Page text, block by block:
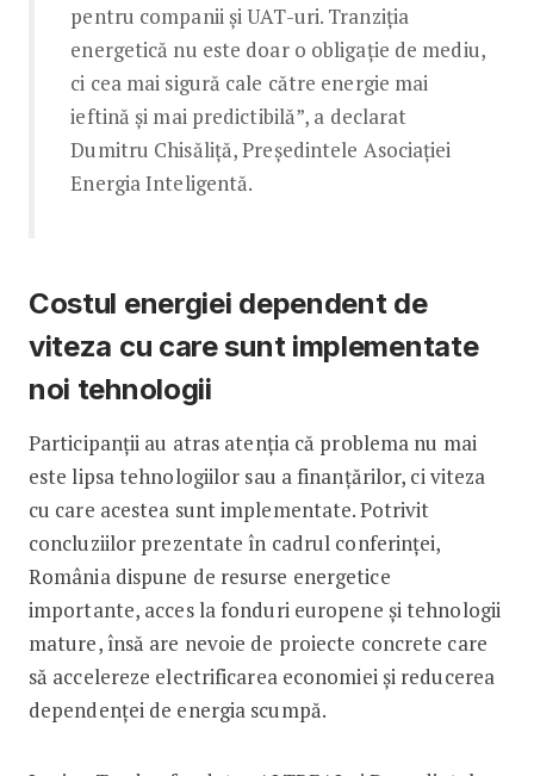
pentru companii și UAT-uri. Tranziția
energetică nu este doar o obligație de mediu,
ci cea mai sigură cale către energie mai
ieftină și mai predictibilă”, a declarat
Dumitru Chisăliță, Președintele Asociației
Energia Inteligentă.
Costul energiei dependent de
viteza cu care sunt implementate
noi tehnologii
Participanții au atras atenția că problema nu mai
este lipsa tehnologiilor sau a finanțărilor, ci viteza
cu care acestea sunt implementate. Potrivit
concluziilor prezentate în cadrul conferinței,
România dispune de resurse energetice
importante, acces la fonduri europene și tehnologii
mature, însă are nevoie de proiecte concrete care
să accelereze electrificarea economiei și reducerea
dependenței de energia scumpă.